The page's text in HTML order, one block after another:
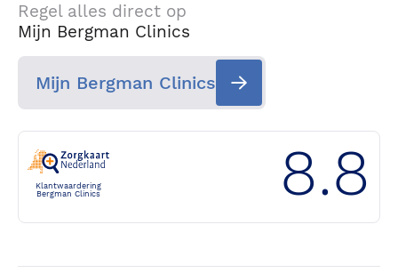
Regel alles direct op
Mijn Bergman Clinics
Mijn Bergman Clinics
Klantwaardering
Bergman Clinics
8.8